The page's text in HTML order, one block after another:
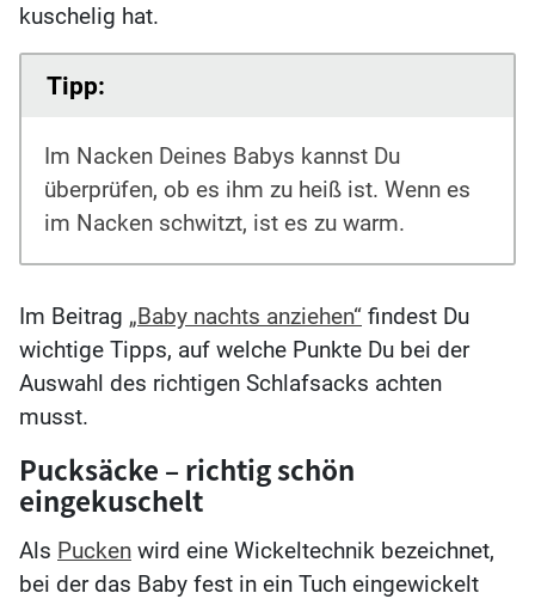
kuschelig hat.
Tipp:
Im Nacken Deines Babys kannst Du
überprüfen, ob es ihm zu heiß ist. Wenn es
im Nacken schwitzt, ist es zu warm.
Im Beitrag „Baby nachts anziehen“ findest Du
wichtige Tipps, auf welche Punkte Du bei der
Auswahl des richtigen Schlafsacks achten
musst.
Pucksäcke – richtig schön
eingekuschelt
Als Pucken wird eine Wickeltechnik bezeichnet,
bei der das Baby fest in ein Tuch eingewickelt